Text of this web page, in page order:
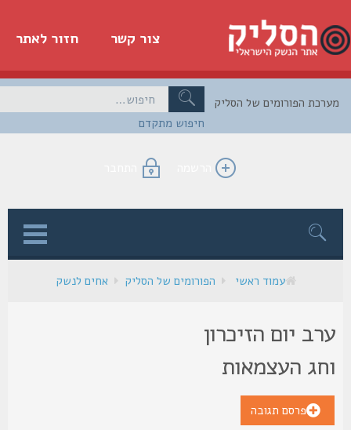
חזור לאתר צור קשר
חיפוש מתקדם
הפורומים של הסליק
הרשמה התחבר
עמוד ראשי הפורומים של הסליק אחים לנשק
יום הזיכרון
העצמאות
פרסם תגובה